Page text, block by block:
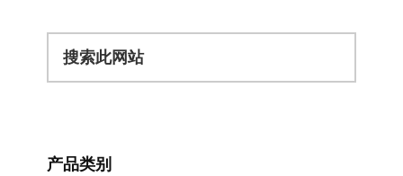
产品类别